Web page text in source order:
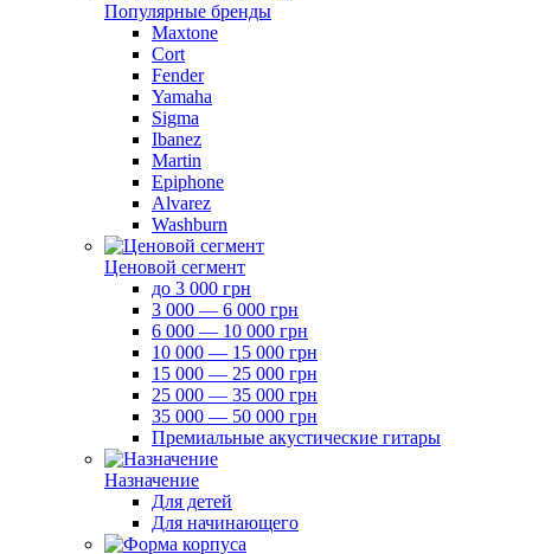
Популярные бренды
Maxtone
Cort
Fender
Yamaha
Sigma
Ibanez
Martin
Epiphone
Alvarez
Washburn
Ценовой сегмент
до 3 000 грн
3 000 — 6 000 грн
6 000 — 10 000 грн
10 000 — 15 000 грн
15 000 — 25 000 грн
25 000 — 35 000 грн
35 000 — 50 000 грн
Премиальные акустические гитары
Назначение
Для детей
Для начинающего